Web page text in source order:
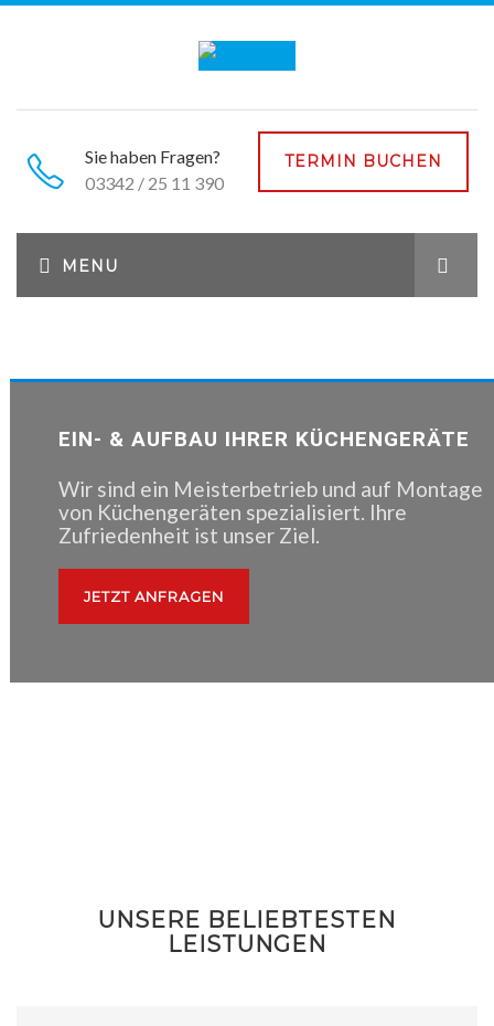
Sie haben Fragen?
03342 / 25 11 390
TERMIN BUCHEN
UNSERE BELIEBTESTEN
LEISTUNGEN